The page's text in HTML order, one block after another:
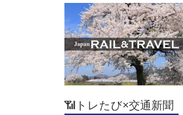
📶トレたび×交通新聞